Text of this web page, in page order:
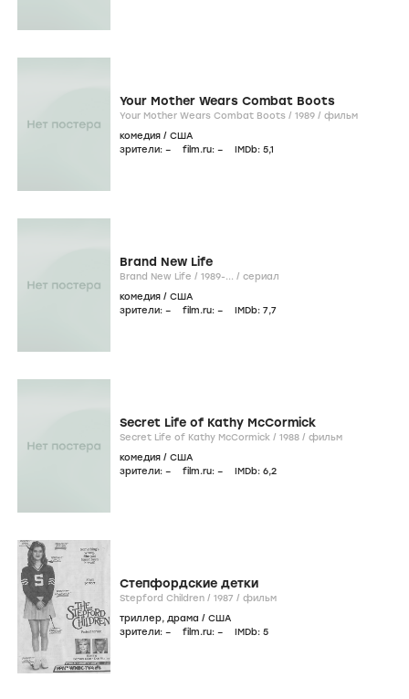
Your Mother Wears Combat Boots
Your Mother Wears Combat Boots / 1989 / фильм
комедия / США
зрители: – film.ru: – IMDb: 5,1
Brand New Life
Brand New Life / 1989-... / сериал
комедия / США
зрители: – film.ru: – IMDb: 7,7
Secret Life of Kathy McCormick
Secret Life of Kathy McCormick / 1988 / фильм
комедия / США
зрители: – film.ru: – IMDb: 6,2
Степфордские детки
Stepford Children / 1987 / фильм
триллер, драма / США
зрители: – film.ru: – IMDb: 5